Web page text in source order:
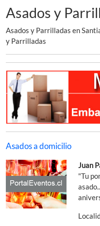
Asados y
Asados y Parrilladas en
y Parrilladas
Asados a domicilio
Juan
"Tu